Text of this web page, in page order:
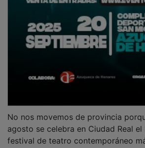
En plena Serranía de Cuenca, en la
Beteta, nació hace nada menos que